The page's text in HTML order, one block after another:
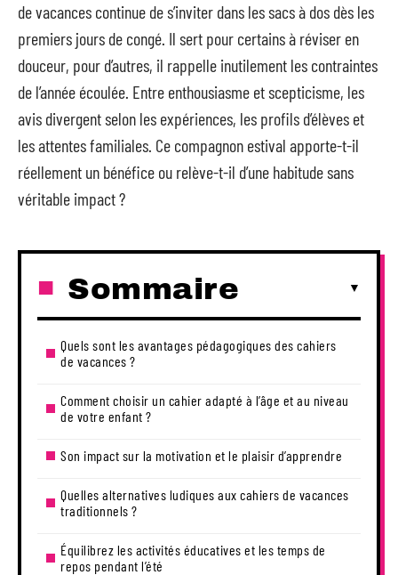
de vacances continue de s’inviter dans les sacs à dos dès les
premiers jours de congé. Il sert pour certains à réviser en
douceur, pour d’autres, il rappelle inutilement les contraintes
de l’année écoulée. Entre enthousiasme et scepticisme, les
avis divergent selon les expériences, les profils d’élèves et
les attentes familiales. Ce compagnon estival apporte-t-il
réellement un bénéfice ou relève-t-il d’une habitude sans
véritable impact ?
Sommaire
Quels sont les avantages pédagogiques des cahiers
de vacances ?
Comment choisir un cahier adapté à l’âge et au niveau
de votre enfant ?
Son impact sur la motivation et le plaisir d’apprendre
Quelles alternatives ludiques aux cahiers de vacances
traditionnels ?
Équilibrez les activités éducatives et les temps de
repos pendant l’été